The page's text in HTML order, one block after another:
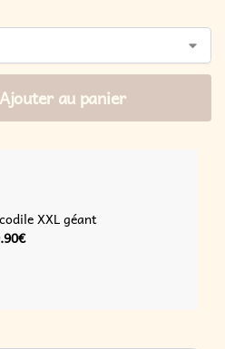
Ajouter au panier
XXL géant
€